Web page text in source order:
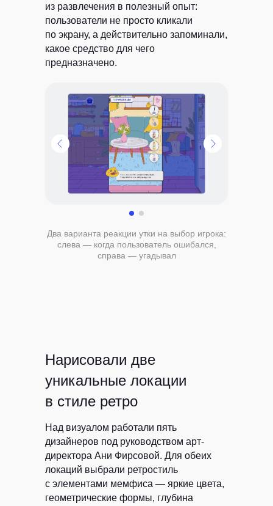
из развлечения в полезный опыт:
пользователи не просто кликали
по экрану, а действительно запоминали,
какое средство для чего
предназначено.
Два варианта реакции утки на выбор игрока:
слева — когда пользователь ошибался,
справа — угадывал
Нарисовали две
уникальные локации
в стиле ретро
Над визуалом работали пять
дизайнеров под руководством арт-
директора Ани Фирсовой. Для обеих
локаций выбрали ретростиль
с элементами мемфиса — яркие цвета,
геометрические формы, глубина